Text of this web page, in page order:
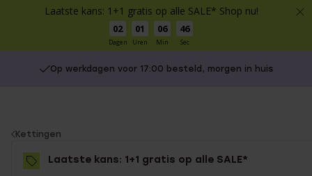
Laatste kans: 1+1 gratis op alle SALE* Shop nu!
02
Dagen
01
Uren
06
Min
46
Sec
Op werkdagen voor 17:00 besteld, morgen in huis
You
are
here:
Kettingen
Laatste kans: 1+1 gratis op alle SALE*